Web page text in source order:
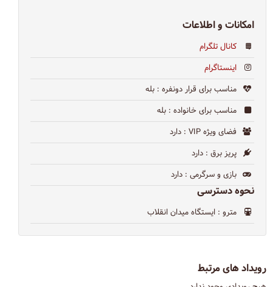
امکانات و اطلاعات
کانال تلگرام
اینستاگرام
مناسب برای قرار دونفره : بله
مناسب برای خانواده : بله
فضای ویژه VIP
: دارد
پریز برق : دارد
بازی و سرگرمی : دارد
نحوه دسترسی
مترو : ایستگاه میدان انقلاب
رویداد های مرتبط